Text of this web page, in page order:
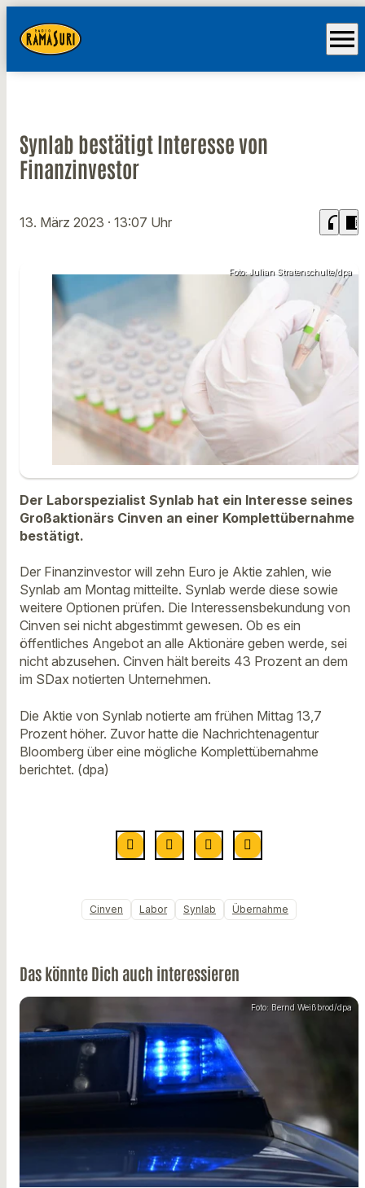
menu
Synlab bestätigt Interesse von
Finanzinvestor
13. März 2023 · 13:07 Uhr headphones chrome_reader_mode
Foto: Julian Stratenschulte/dpa
Der Laborspezialist Synlab hat ein Interesse seines
Großaktionärs Cinven an einer Komplettübernahme
bestätigt.
Der Finanzinvestor will zehn Euro je Aktie zahlen, wie
Synlab am Montag mitteilte. Synlab werde diese sowie
weitere Optionen prüfen. Die Interessensbekundung von
Cinven sei nicht abgestimmt gewesen. Ob es ein
öffentliches Angebot an alle Aktionäre geben werde, sei
nicht abzusehen. Cinven hält bereits 43 Prozent an dem
im SDax notierten Unternehmen.
Die Aktie von Synlab notierte am frühen Mittag 13,7
Prozent höher. Zuvor hatte die Nachrichtenagentur
Bloomberg über eine mögliche Komplettübernahme
berichtet. (dpa)
Cinven Labor Synlab Übernahme
Das könnte Dich auch interessieren
Foto: Bernd Weißbrod/dpa